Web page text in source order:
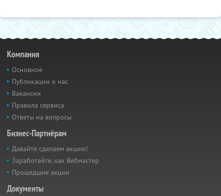
Компания
Основное
Публикации о нас
Вакансии
Правила сервиса
Ответы на вопросы
Бизнес-Партнёрам
Давайте сделаем акцию!
Заработайте, как Вебмастер
Прошедшие акции
Документы